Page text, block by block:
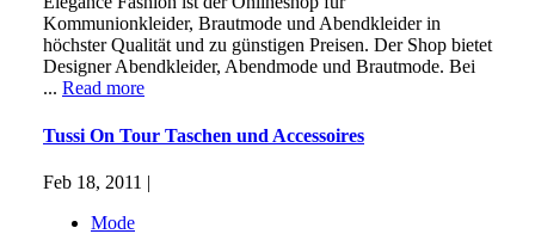
Kommunionkleider, Brautmode und Abendkleider in
höchster Qualität und zu günstigen Preisen. Der Shop bietet
Designer Abendkleider, Abendmode und Brautmode. Bei
... Read more
Tussi On Tour Taschen und Accessoires
Feb 18, 2011 |
Mode